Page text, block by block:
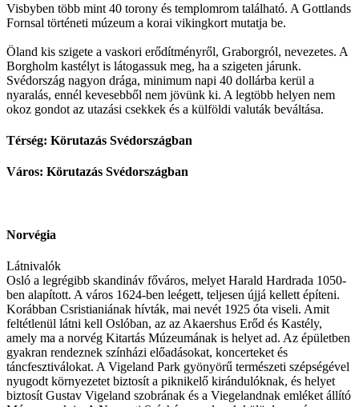
Visbyben több mint 40 torony és templomrom található. A Gottlands
Fornsal történeti múzeum a korai vikingkort mutatja be.
Öland kis szigete a vaskori erődítményről, Graborgról, nevezetes. A
Borgholm kastélyt is látogassuk meg, ha a szigeten járunk.
Svédország nagyon drága, minimum napi 40 dollárba kerül a
nyaralás, ennél kevesebből nem jövünk ki. A legtöbb helyen nem
okoz gondot az utazási csekkek és a külföldi valuták beváltása.
Térség: Körutazás Svédországban
Város: Körutazás Svédországban
Norvégia
Látnivalók
Osló a legrégibb skandináv főváros, melyet Harald Hardrada 1050-
ben alapított. A város 1624-ben leégett, teljesen újjá kellett építeni.
Korábban Csristianiának hívták, mai nevét 1925 óta viseli. Amit
feltétlenül látni kell Oslóban, az az Akaershus Erőd és Kastély,
amely ma a norvég Kitartás Múzeumának is helyet ad. Az épületben
gyakran rendeznek színházi előadásokat, koncerteket és
táncfesztiválokat. A Vigeland Park gyönyörű természeti szépségével
nyugodt környezetet biztosít a piknikelő kirándulóknak, és helyet
biztosít Gustav Vigeland szobrának és a Viegelandnak emléket állító